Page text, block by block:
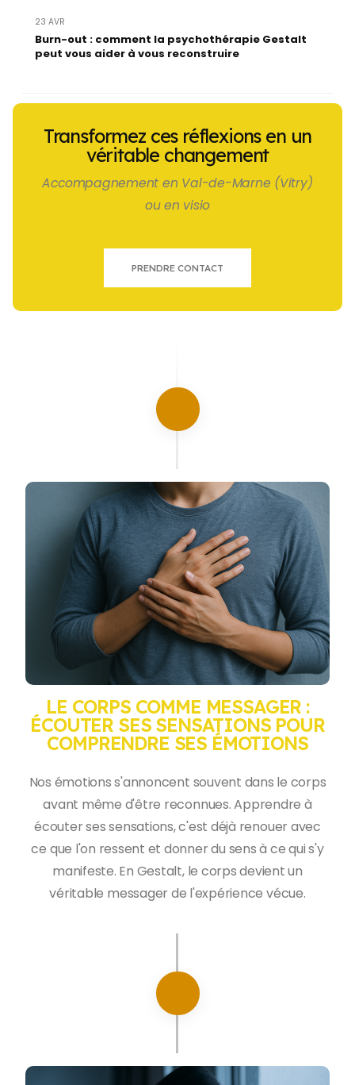
23 AVR
Burn-out : comment la psychothérapie Gestalt
peut vous aider à vous reconstruire
Transformez ces réflexions en un
véritable changement
Accompagnement en Val-de-Marne (Vitry)
ou en visio
PRENDRE CONTACT
LE CORPS COMME MESSAGER :
ÉCOUTER SES SENSATIONS POUR
COMPRENDRE SES ÉMOTIONS
Nos émotions s'annoncent souvent dans le corps
avant même d'être reconnues. Apprendre à
écouter ses sensations, c'est déjà renouer avec
ce que l'on ressent et donner du sens à ce qui s'y
manifeste. En Gestalt, le corps devient un
véritable messager de l'expérience vécue.